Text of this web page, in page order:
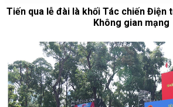
Tiến qua lễ đài là khối Tác chiến Điện
Không gian mạng